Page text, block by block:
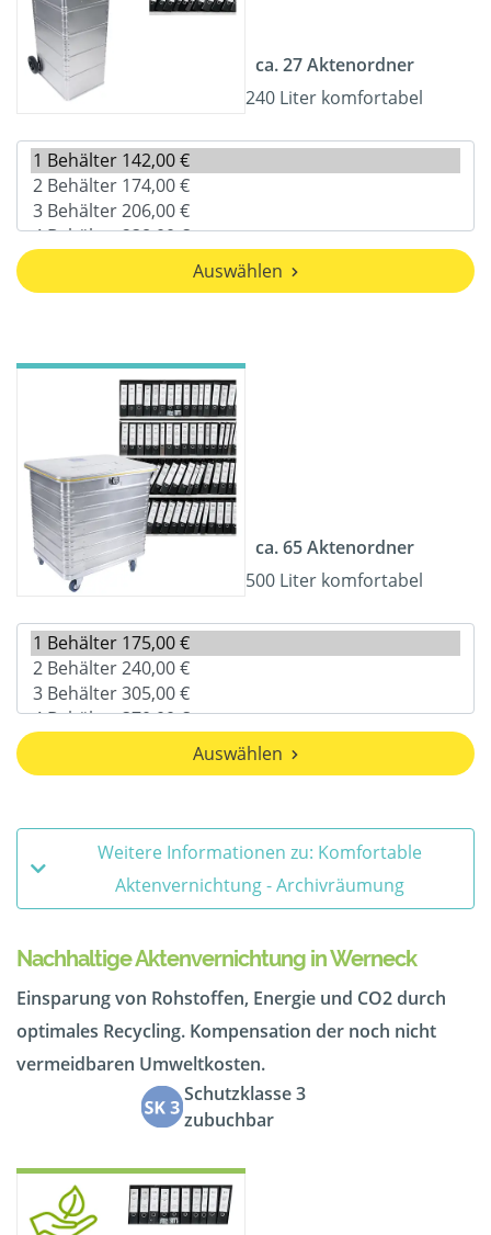
ca. 27 Aktenordner
240 Liter komfortabel
Auswählen
ca. 65 Aktenordner
500 Liter komfortabel
Auswählen
Weitere Informationen zu: Komfortable
Aktenvernichtung - Archivräumung
Nachhaltige Aktenvernichtung in Werneck
Einsparung von Rohstoffen, Energie und CO2 durch
optimales Recycling. Kompensation der noch nicht
vermeidbaren Umweltkosten.
Schutzklasse 3
zubuchbar